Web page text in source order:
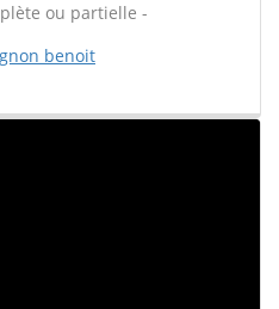
ou partielle -
benoit